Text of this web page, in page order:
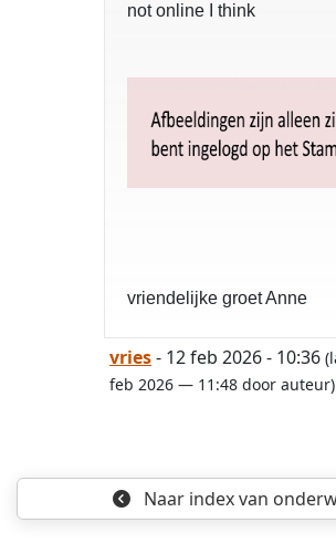
not online I think
vriendelijke groet Anne
vries- 12 feb 2026 - 10:36
feb 2026 — 11:48 door auteur)
Naar indexvan